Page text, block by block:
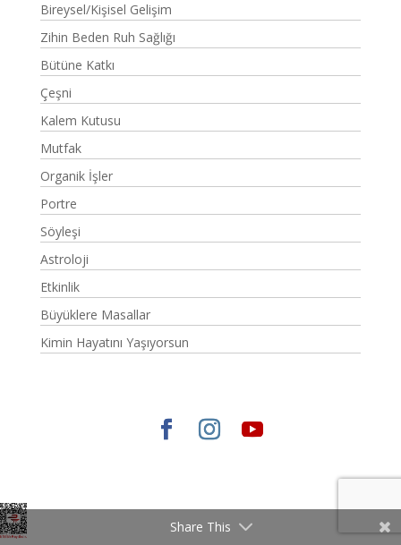
Bireysel/Kişisel Gelişim
Zihin Beden Ruh Sağlığı
Bütüne Katkı
Çeşni
Kalem Kutusu
Mutfak
Organik İşler
Portre
Söyleşi
Astroloji
Etkinlik
Büyüklere Masallar
Kimin Hayatını Yaşıyorsun
Share This